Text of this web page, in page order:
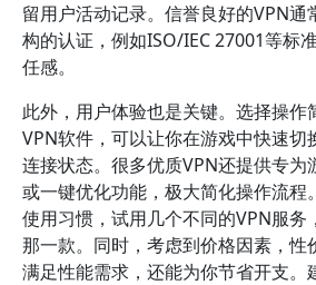
留用户活动记录。信誉良好的VPN通
构的认证，例如ISO/IEC 27001等标
任感。
此外，用户体验也是关键。选择操作
VPN软件，可以让你在游戏中快速切
连接状态。很多优质VPN还提供专为
或一键优化功能，极大简化操作流程
使用习惯，试用几个不同的VPN服务
那一款。同时，考虑到价格因素，性
满足性能需求，还能为你节省开支。